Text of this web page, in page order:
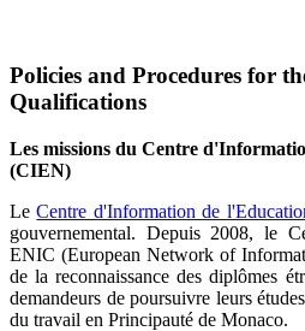
Policies and Procedures for
Qualifications
Les missions du Centre
(CIEN)
LeCentre d'Information de
gouvernemental. Depuis 2008, le
ENIC (European Network of
de la reconnaissance des diplômes
demandeurs de poursuivre leurs
du travail en Principauté de Monaco.